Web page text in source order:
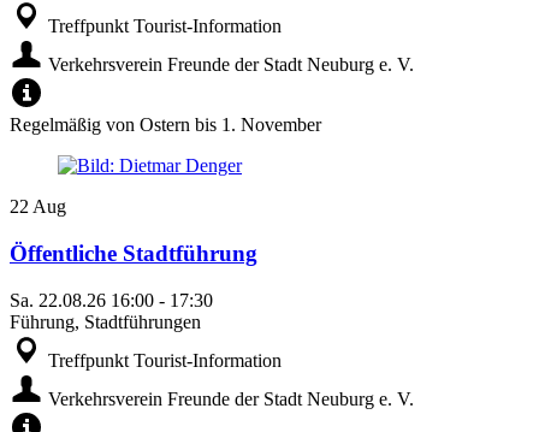
Treffpunkt Tourist-Information
Verkehrsverein Freunde der Stadt Neuburg e. V.
Regelmäßig von Ostern bis 1. November
22Aug
Öffentliche Stadtführung
Sa. 22.08.26 16:00 - 17:30
Führung, Stadtführungen
Treffpunkt Tourist-Information
Verkehrsverein Freunde der Stadt Neuburg e. V.